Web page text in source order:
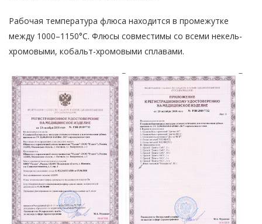
Рабочая температура флюса находится в промежутке
между 1000–1150°С. Флюсы совместимы со всеми некель-
хромовыми, кобальт-хро­мовыми сплавами.